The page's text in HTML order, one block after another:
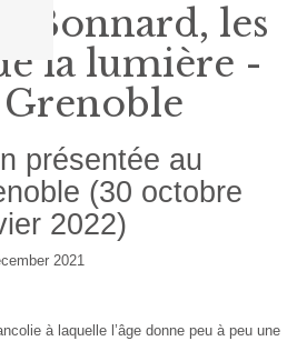
Bonnard, les
la lumière -
présentée au
(30 octobre
2022)
2021
à laquelle l’âge donne peu à peu une